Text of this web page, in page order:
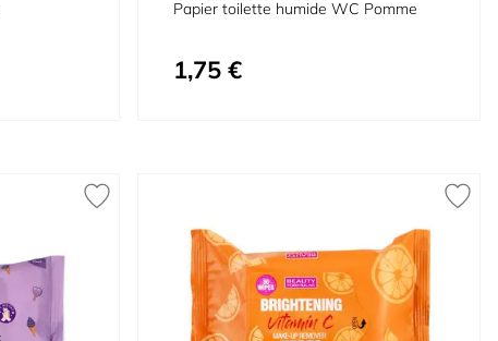
Papier toilette humide WC Pomme
1,75 €